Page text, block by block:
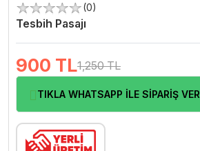
(0)
Tesbih Pasajı
900 TL1,250 TL
TIKLA WHATSAPP İLE SİPARİŞ VER